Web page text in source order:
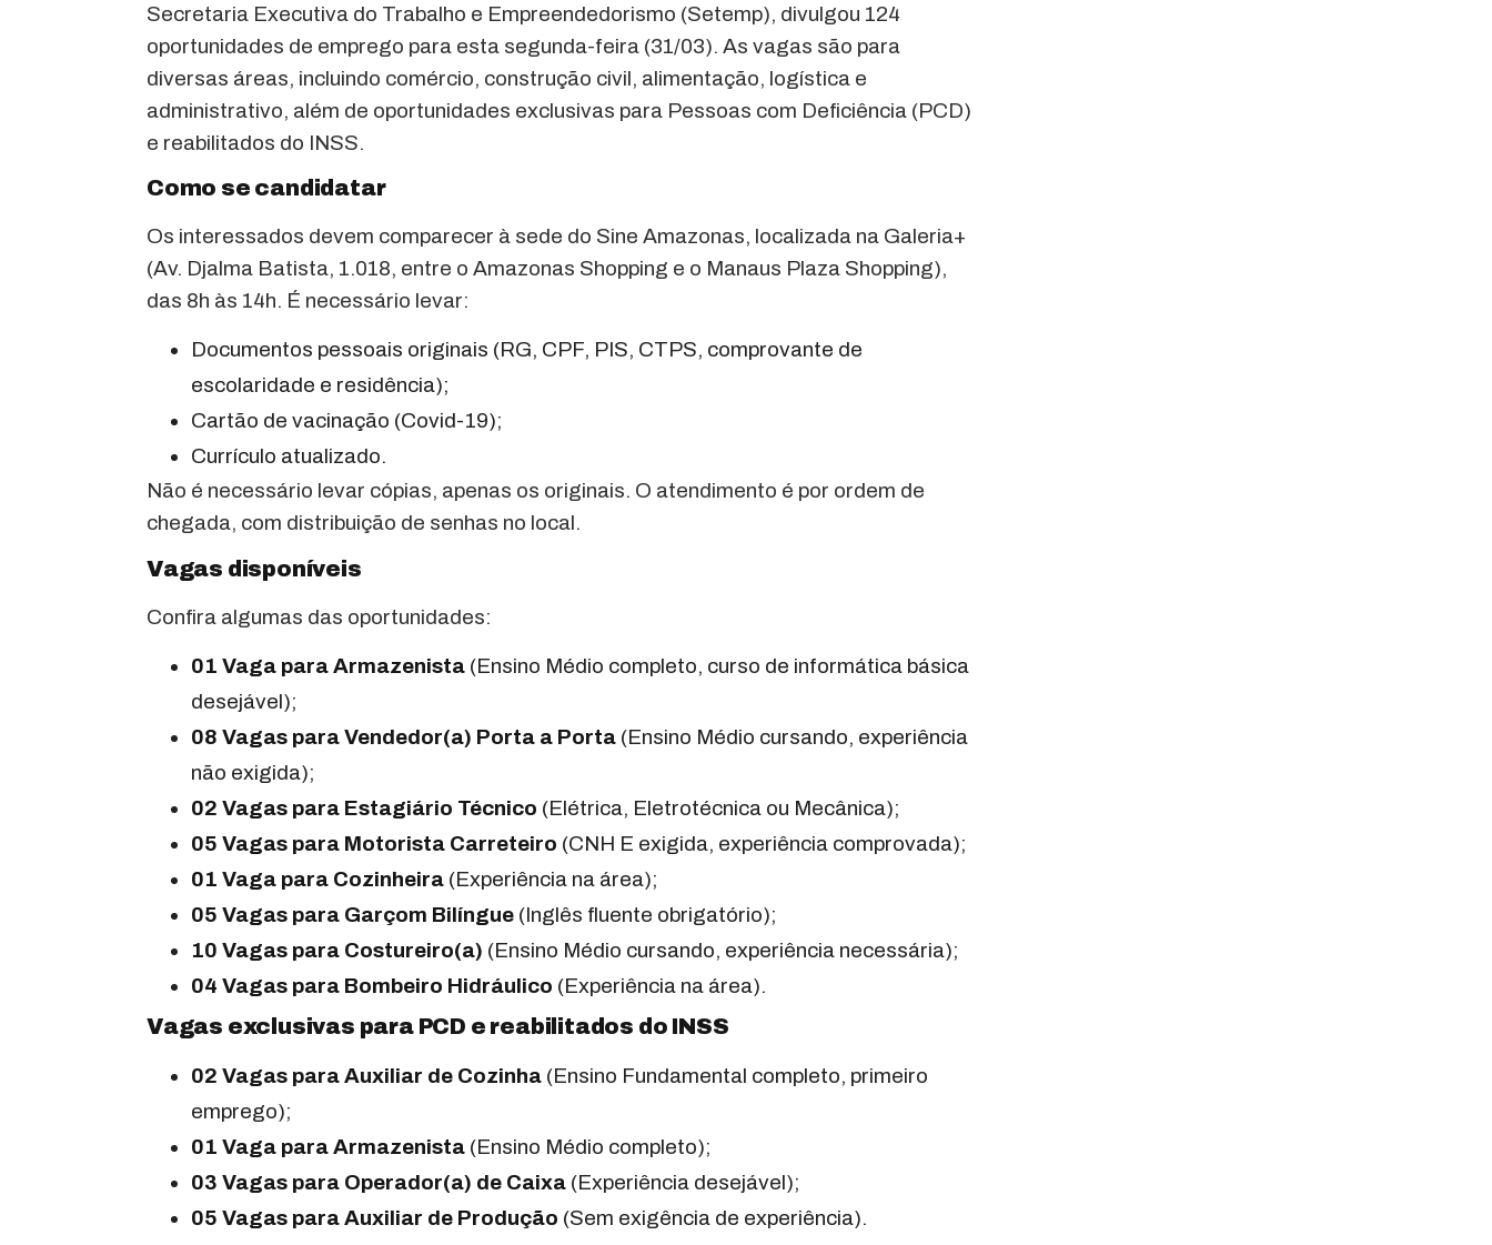
Secretaria Executiva do Trabalho e Empreendedorismo (Setemp), divulgou 124
oportunidades de emprego para esta segunda-feira (31/03). As vagas são para
diversas áreas, incluindo comércio, construção civil, alimentação, logística e
administrativo, além de oportunidades exclusivas para Pessoas com Deficiência (PCD)
e reabilitados do INSS.
Como se candidatar
Os interessados devem comparecer à sede do Sine Amazonas, localizada na Galeria+
(Av. Djalma Batista, 1.018, entre o Amazonas Shopping e o Manaus Plaza Shopping),
das 8h às 14h. É necessário levar:
Documentos pessoais originais (RG, CPF, PIS, CTPS, comprovante de
escolaridade e residência);
Cartão de vacinação (Covid-19);
Currículo atualizado.
Não é necessário levar cópias, apenas os originais. O atendimento é por ordem de
chegada, com distribuição de senhas no local.
Vagas disponíveis
Confira algumas das oportunidades:
01 Vaga para Armazenista (Ensino Médio completo, curso de informática básica
desejável);
08 Vagas para Vendedor(a) Porta a Porta (Ensino Médio cursando, experiência
não exigida);
02 Vagas para Estagiário Técnico (Elétrica, Eletrotécnica ou Mecânica);
05 Vagas para Motorista Carreteiro (CNH E exigida, experiência comprovada);
01 Vaga para Cozinheira (Experiência na área);
05 Vagas para Garçom Bilíngue (Inglês fluente obrigatório);
10 Vagas para Costureiro(a) (Ensino Médio cursando, experiência necessária);
04 Vagas para Bombeiro Hidráulico (Experiência na área).
Vagas exclusivas para PCD e reabilitados do INSS
02 Vagas para Auxiliar de Cozinha (Ensino Fundamental completo, primeiro
emprego);
01 Vaga para Armazenista (Ensino Médio completo);
03 Vagas para Operador(a) de Caixa (Experiência desejável);
05 Vagas para Auxiliar de Produção (Sem exigência de experiência).